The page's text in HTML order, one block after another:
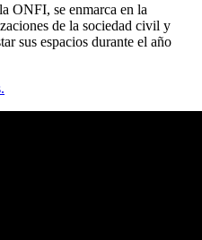
ONFI, se enmarca en la
de la sociedad civil y
sus espacios durante el año